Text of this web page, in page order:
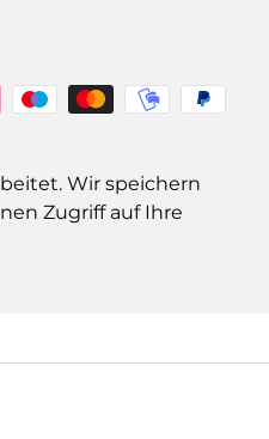
Wir speichern
Zugriff auf Ihre